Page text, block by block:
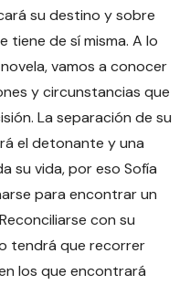
su destino y sobre
de sí misma. A lo
vamos a conocer
y circunstancias que
La separación de su
el detonante y una
su vida, por eso Sofía
para encontrar un
con su
tendrá que recorrer
los que encontrará